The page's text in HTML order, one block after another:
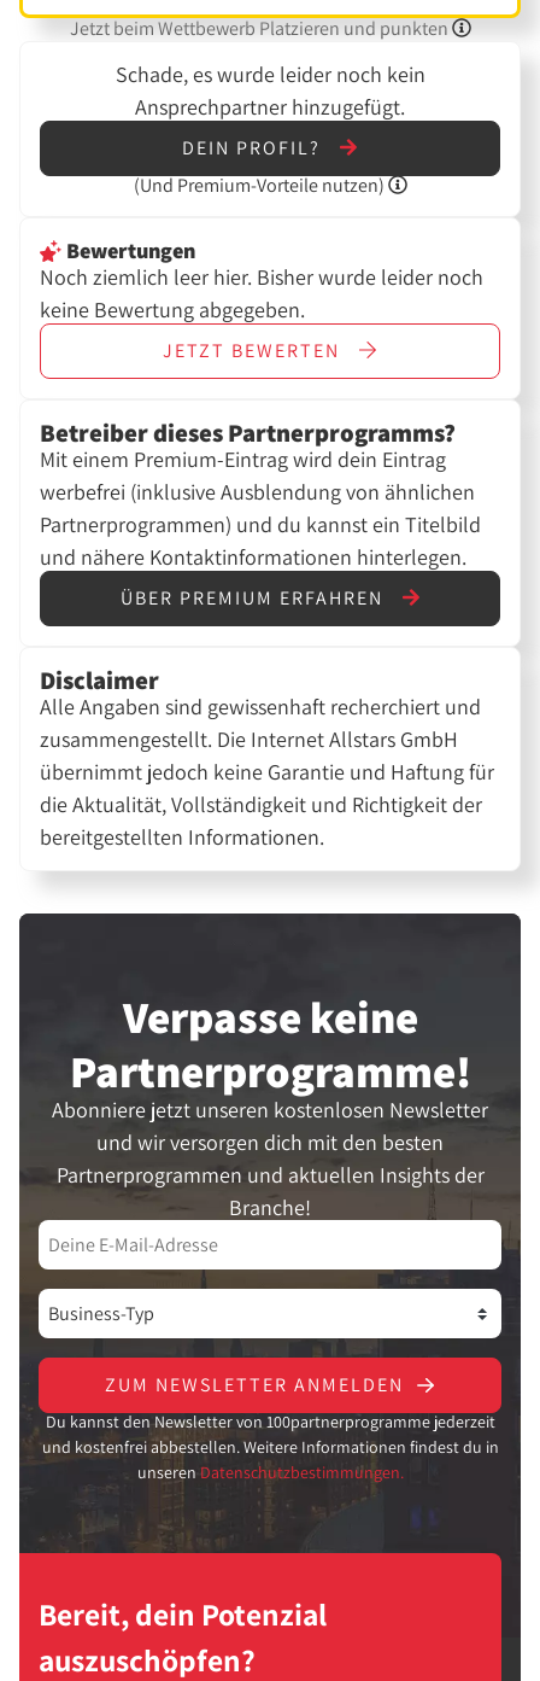
Jetzt beim Wettbewerb Platzieren und punkten
Schade, es wurde leider noch kein
Ansprechpartner hinzugefügt.
DEIN PROFIL?
(UndPremium-Vorteile nutzen)
Bewertungen
Noch ziemlich leer hier. Bisher wurde leider noch
keine Bewertung abgegeben.
JETZT BEWERTEN
Betreiber dieses Partnerprogramms?
Mit einem Premium-Eintrag wird dein Eintrag
werbefrei (inklusive Ausblendung von ähnlichen
Partnerprogrammen) und du kannst ein Titelbild
und nähere Kontaktinformationen hinterlegen.
ÜBER PREMIUM ERFAHREN
Disclaimer
Alle Angaben sind gewissenhaft recherchiert und
zusammengestellt. Die Internet Allstars GmbH
übernimmt jedoch keine Garantie und Haftung für
die Aktualität, Vollständigkeit und Richtigkeit der
bereitgestellten Informationen.
Verpasse keine
Partner­programme!
Abonniere jetzt unseren kostenlosen Newsletter
und wir versorgen dich mit den besten
Partnerprogrammen und aktuellen Insights der
Branche!
ZUM NEWSLETTER ANMELDEN
Du kannst den Newsletter von 100partnerprogramme jederzeit
und kostenfrei abbestellen. Weitere Informationen findest du in
unseren Datenschutzbestimmungen.
Bereit, dein Potenzial
auszuschöpfen?